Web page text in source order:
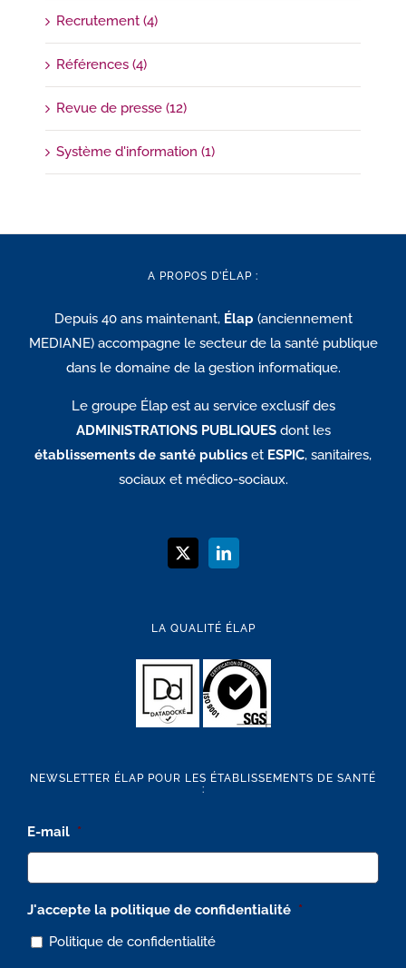
Recrutement (4)
Références (4)
Revue de presse (12)
Système d'information (1)
A PROPOS D’ÉLAP :
Depuis 40 ans maintenant, Élap (anciennement
MEDIANE) accompagne le secteur de la santé publique
dans le domaine de la gestion informatique.
Le groupe Élap est au service exclusif des
ADMINISTRATIONS PUBLIQUESdont les
établissements de santé publics et ESPIC, sanitaires,
sociaux et médico-sociaux.
LA QUALITÉ ÉLAP
NEWSLETTER ÉLAP POUR LES ÉTABLISSEMENTS DE SANTÉ
:
E-mail *
J'accepte la politique de confidentialité *
Politique de confidentialité